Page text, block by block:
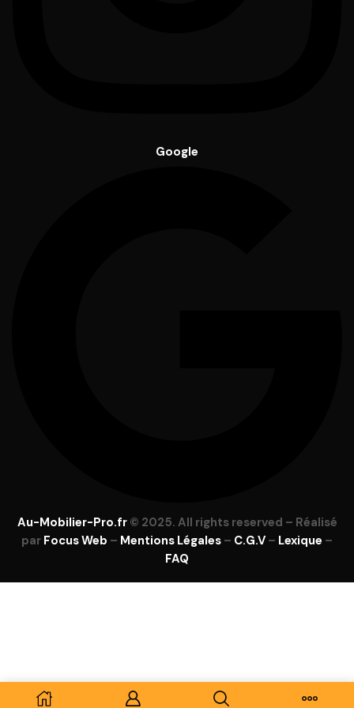
Google
Au-Mobilier-Pro.fr© 2025. All rights reserved – Réalisé
par Focus Web – Mentions Légales – C.G.V – Lexique –
FAQ